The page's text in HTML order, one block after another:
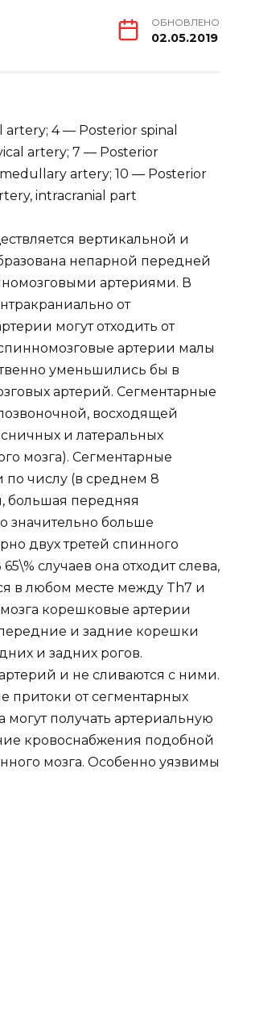
ОБНОВЛЕНО
02.05.2019
4 — Posterior spinal
artery; 7 — Posterior
artery; 10 — Posterior
intracranial part
вертикальной и
непарной передней
артериями. В
от
могут отходить от
артерии малы
уменьшились бы в
артерий. Сегментарные
восходящей
и латеральных
мозга). Сегментарные
числу (в среднем 8
большая передняя
значительно больше
двух третей спинного
случаев она отходит слева,
в любом месте между Th7 и
корешковые артерии
и задние корешки
и задних рогов.
и не сливаются с ними.
притоки от сегментарных
могут получать артериальную
кровоснабжения подобной
мозга. Особенно уязвимы